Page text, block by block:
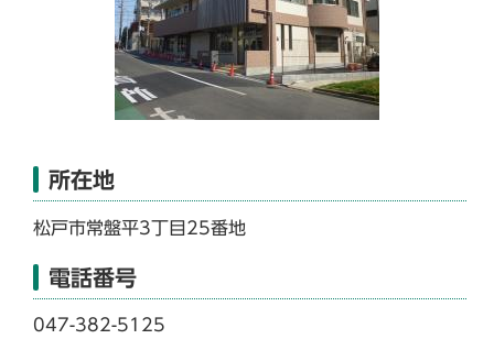
所在地
松戸市常盤平3丁目25番地
電話番号
047-382-5125